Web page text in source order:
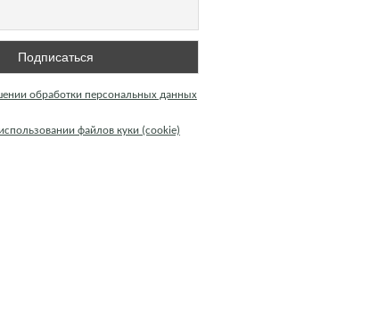
обработки персональных данных
файлов куки (cookie)